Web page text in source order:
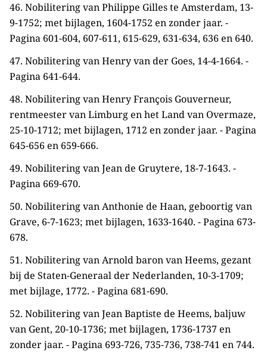
46. Nobilitering van Philippe Gilles te Amsterdam, 13-
9-1752; met bijlagen, 1604-1752 en zonder jaar. -
Pagina 601-604, 607-611, 615-629, 631-634, 636 en 640.
47. Nobilitering van Henry van der Goes, 14-4-1664. -
Pagina 641-644.
48. Nobilitering van Henry François Gouverneur,
rentmeester van Limburg en het Land van Overmaze,
25-10-1712; met bijlagen, 1712 en zonder jaar. - Pagina
645-656 en 659-666.
49. Nobilitering van Jean de Gruytere, 18-7-1643. -
Pagina 669-670.
50. Nobilitering van Anthonie de Haan, geboortig van
Grave, 6-7-1623; met bijlagen, 1633-1640. - Pagina 673-
678.
51. Nobilitering van Arnold baron van Heems, gezant
bij de Staten-Generaal der Nederlanden, 10-3-1709;
met bijlage, 1772. - Pagina 681-690.
52. Nobilitering van Jean Baptiste de Heems, baljuw
van Gent, 20-10-1736; met bijlagen, 1736-1737 en
zonder jaar. - Pagina 693-726, 735-736, 738-741 en 744.